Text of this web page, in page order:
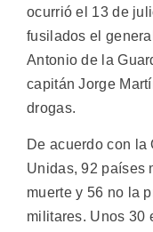
ocurrió el 13 de
fusilados el
Antonio de la
capitán Jorge
drogas.
De acuerdo con
Unidas, 92 países
muerte y 56 no la
militares. Unos 30